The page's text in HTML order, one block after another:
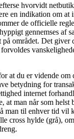
hvorvidt
en indikation om at
de officielle
gennemses af
på området. Det
at du er vidende om
betydning for
internet
at man når som helst
man til enhver tid vil
cross hylde (grå),